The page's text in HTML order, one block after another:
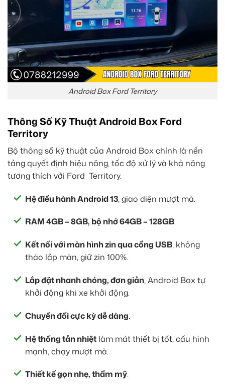
Android Box Ford Territory
Thông Số Kỹ Thuật Android Box Ford
Territory
Bộ thông số kỹ thuật của Android Box chính là nền
tảng quyết định hiệu năng, tốc độ xử lý và khả năng
tương thích với Ford Territory.
Hệ điều hành Android 13, giao diện mượt mà.
RAM 4GB – 8GB, bộ nhớ 64GB – 128GB.
Kết nối với màn hình zin qua cổng USB, không
tháo lắp màn, giữ zin 100%.
Lắp đặt nhanh chóng, đơn giản, Android Box tự
khởi động khi xe khởi động.
Chuyển đổi cực kỳ dễ dàng.
Hệ thống tản nhiệt làm mát thiết bị tốt, cấu hình
mạnh, chạy mượt mà.
Thiết kế gọn nhẹ, thẩm mỹ.